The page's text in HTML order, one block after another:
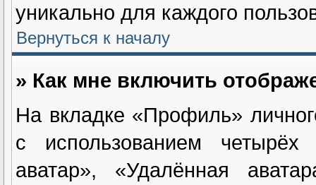
уникально для каждого
Вернуться к началу
» Как мне включить
На вкладке «Профиль»
с использованием четырёх
аватар», «Удалённая